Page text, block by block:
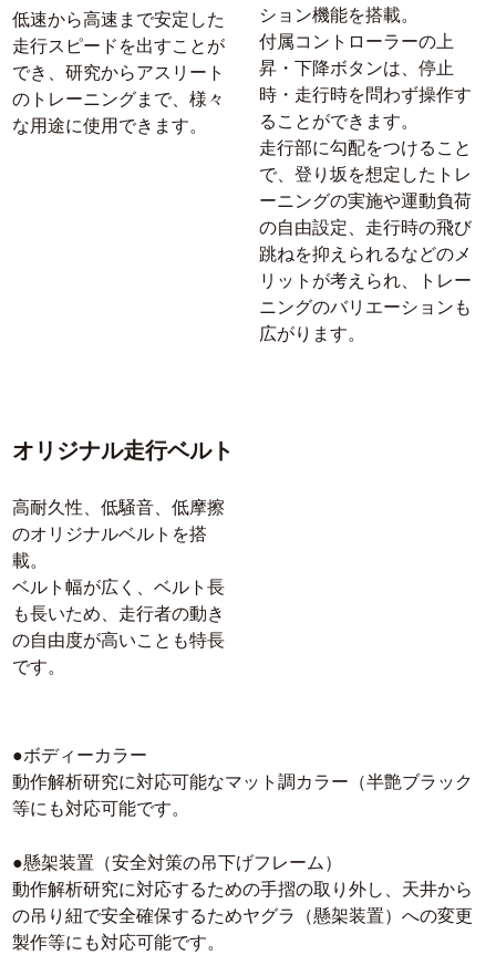
低速から高速まで安定した
走行スピードを出すことが
でき、研究からアスリート
のトレーニングまで、様々
な用途に使用できます。
ション機能を搭載。
付属コントローラーの上
昇・下降ボタンは、停止
時・走行時を問わず操作す
ることができます。
走行部に勾配をつけること
で、登り坂を想定したトレ
ーニングの実施や運動負荷
の自由設定、走行時の飛び
跳ねを抑えられるなどのメ
リットが考えられ、トレー
ニングのバリエーションも
広がります。
オリジナル走行ベルト
高耐久性、低騒音、低摩擦
のオリジナルベルトを搭
載。
ベルト幅が広く、ベルト長
も長いため、走行者の動き
の自由度が高いことも特長
です。
●ボディーカラー
動作解析研究に対応可能なマット調カラー（半艶ブラック
等にも対応可能です。
●懸架装置（安全対策の吊下げフレーム）
動作解析研究に対応するための手摺の取り外し、天井から
の吊り紐で安全確保するためヤグラ（懸架装置）への変更
製作等にも対応可能です。